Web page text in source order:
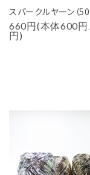
スパークルヤーン（
660円(本体600
円)